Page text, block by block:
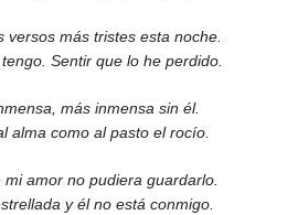
versos más tristes esta noche.
Sentir que lo he perdido.
más inmensa sin él.
alma como al pasto el rocío.
amor no pudiera guardarlo.
y él no está conmigo.